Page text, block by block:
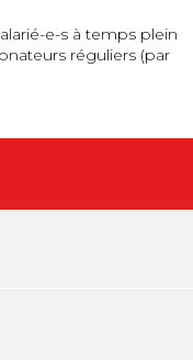
e-s à temps plein
réguliers (par